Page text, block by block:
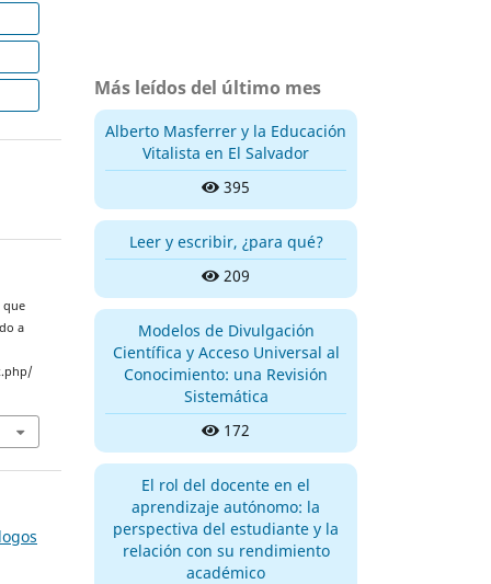
que
a
Más leídos del último mes
Alberto Masferrer y la Educación
Vitalista en El Salvador
395
Leer y escribir, ¿para qué?
209
Modelos de Divulgación
Científica y Acceso Universal al
Conocimiento: una Revisión
Sistemática
172
El rol del docente en el
aprendizaje autónomo: la
perspectiva del estudiante y la
relación con su rendimiento
académico